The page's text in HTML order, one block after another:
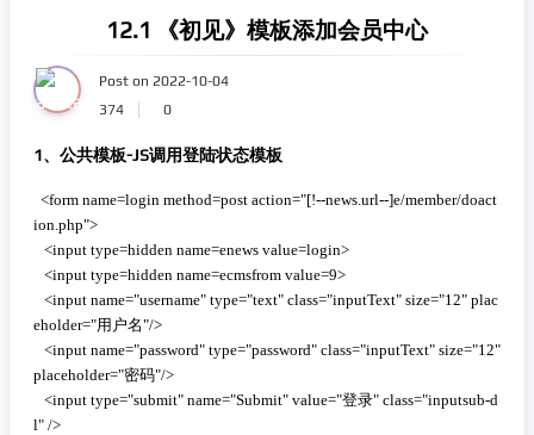
12.1 《初见》模板添加会员中心
Post on 2022-10-04
374
0
1、公共模板-JS调用登陆状态模板
  <form name=login method=post action="[!--news.url--]e/member/doact
ion.php">
eholder="用户名"/>
placeholder="密码"/>
l" />